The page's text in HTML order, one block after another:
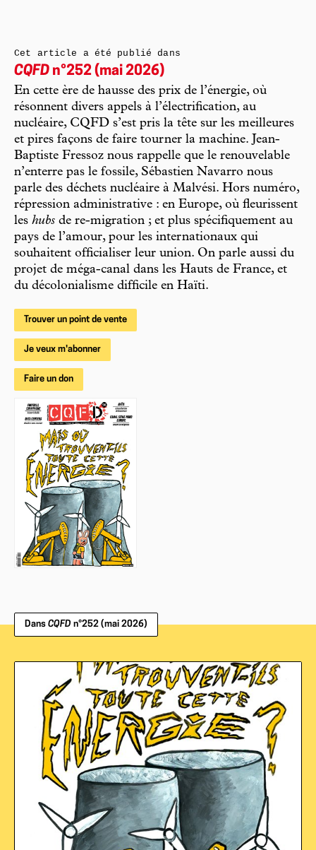
Cet article a été publié dans
CQFD n°252 (mai 2026)
En cette ère de hausse des prix de l’énergie, où
résonnent divers appels à l’électrification, au
nucléaire, CQFD s’est pris la tête sur les meilleures
et pires façons de faire tourner la machine. Jean-
Baptiste Fressoz nous rappelle que le renouvelable
n’enterre pas le fossile, Sébastien Navarro nous
parle des déchets nucléaire à Malvési. Hors numéro,
répression administrative : en Europe, où fleurissent
les hubs de re-migration ; et plus spécifiquement au
pays de l’amour, pour les internationaux qui
souhaitent officialiser leur union. On parle aussi du
projet de méga-canal dans les Hauts de France, et
du décolonialisme difficile en Haïti.
Trouver un point de vente
Je veux m'abonner
Faire un don
Dans CQFD n°252 (mai 2026)